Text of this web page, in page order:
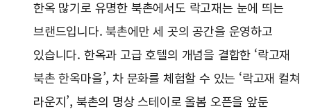
한옥 많기로 유명한 북촌에서도 락고재는 눈에 띄는
브랜드입니다. 북촌에만 세 곳의 공간을 운영하고
있습니다. 한옥과 고급 호텔의 개념을 결합한 ‘락고재
북촌 한옥마을’, 차 문화를 체험할 수 있는 ‘락고재 컬쳐
라운지’, 북촌의 명상 스테이로 올봄 오픈을 앞둔